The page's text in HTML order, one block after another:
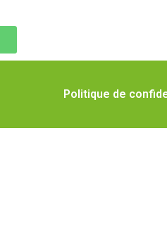
Politique de